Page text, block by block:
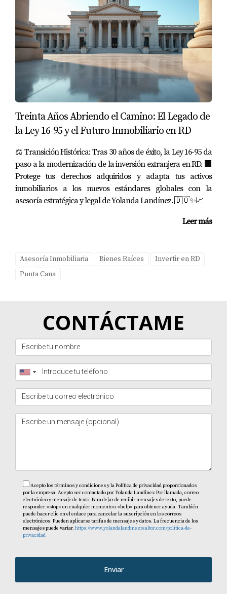
una reserva.
Interacción con los Huéspedes
Manteniendo Presentaciones Auténticas
Interactuar con sus huéspedes antes, durante y después
de su estancia es fundamental para construir relaciones
duraderas. Esto no solo mejora la experiencia del cliente,
recomendaciones boca a boca. Un pequeño hotel
boutique implementó encuestas post-estancia para
obtener retroalimentación sobre cómo mejorar aún más
su servicio; esto no solo les ayudó a crecer, sino que
también hizo sentir a sus huéspedes valorados.
Diferenciándose en el Mercado Competitivo
Al final del día, ser auténtico y mostrar lo que hace única
en ofrecer experiencias personalizadas basadas en las
preferencias individuales de cada huésped, lo cual atrajo
Conclusión
Destacar su propiedad turística en Punta Cana dentro
del vasto océano digital requiere esfuerzo, pero es
completamente alcanzable con las estrategias
adecuadas. Desde invertir en fotografía profesional
hasta crear descripciones evocadoras y mantener una
comunicación activa con sus huéspedes, cada paso
llevar su propiedad al siguiente nivel o si necesita ayuda
para implementar estas estrategias efectivas, no dude en
contactar a Yolanda Landinez hoy mismo. Juntos
podemos hacer brillar su alojamiento como nunca antes.
Preguntas Frecuentes
¿Cuáles son las mejores prácticas para tomar
Treinta Años Abriendo el Camino: El Legado de
la Ley 16-95 y el Futuro Inmobiliario en RD
⚖️ Transición Histórica: Tras 30 años de éxito, la Ley 16-95 da
paso a la modernización de la inversión extranjera en RD. 🏢
Protege tus derechos adquiridos y adapta tus activos
inmobiliarios a los nuevos estándares globales con la
asesoría estratégica y legal de Yolanda Landínez. 🇩🇴✨📈
Leer más
Asesoría Inmobiliaria Bienes Raíces
Invertir en RD
Punta Cana
CONTÁCTAME
Acepto los términos y condiciones y la Política de privacidad proporcionados
por la empresa. Acepto ser contactado por Yolanda Landinez Por llamada, correo
electrónico y mensaje de texto. Para dejar de recibir mensajes de texto, puede
responder «stop» en cualquier momento o «help» para obtener ayuda. También
puede hacer clic en el enlace para cancelar la suscripción en los correos
electrónicos. Pueden aplicarse tarifas de mensajes y datos. La frecuencia de los
mensajes puede variar. https://www.yolandalandinezrealtor.com/politica-de-
privacidad
Enviar